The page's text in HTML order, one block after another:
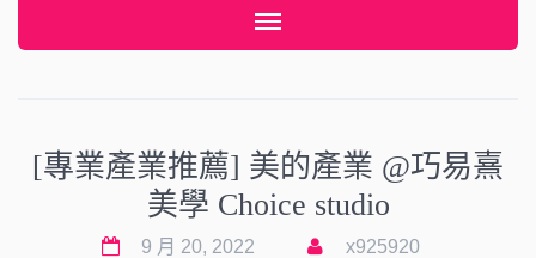
Toggle navigation
[專業產業推薦] 美的產業 @巧易熹
美學 Choice studio
9 月 20, 2022 x925920